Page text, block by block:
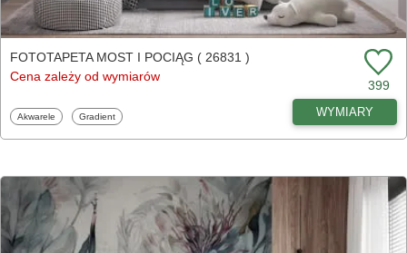
FOTOTAPETA MOST I POCIĄG ( 26831 )
Cena zależy od wymiarów
399
Fototapety
Akwarele Fototapety
Gradient WYMIARY